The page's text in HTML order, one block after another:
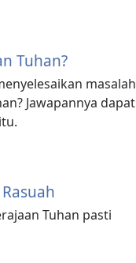
Tuhan?
masalah
Jawapannya dapat
Tuhan pasti